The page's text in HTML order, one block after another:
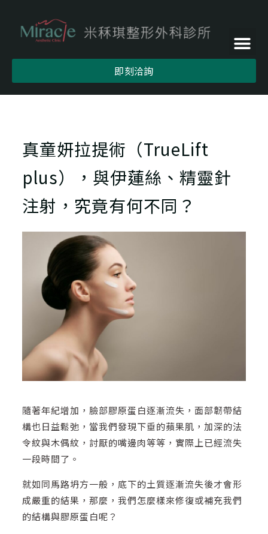
即刻洽詢
真童妍拉提術（TrueLift
plus），與伊蓮絲、精靈針
注射，究竟有何不同？
隨著年紀增加，臉部膠原蛋白逐漸流失，面部韌帶結
構也日益鬆弛，當我們發現下垂的蘋果肌，加深的法
令紋與木偶紋，討厭的嘴邊肉等等，實際上已經流失
一段時間了。
就如同馬路坍方一般，底下的土質逐漸流失後才會形
成嚴重的結果，那麼，我們怎麼樣來修復或補充我們
的結構與膠原蛋白呢？